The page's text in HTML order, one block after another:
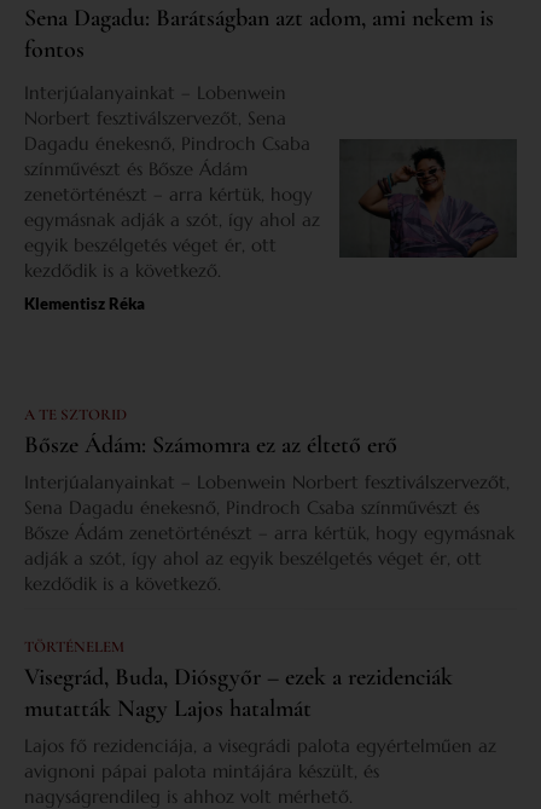
Sena Dagadu: Barátságban azt adom, ami nekem is
fontos
Interjúalanyainkat – Lobenwein
Norbert fesztiválszervezőt, Sena
Dagadu énekesnő, Pindroch Csaba
színművészt és Bősze Ádám
zenetörténészt – arra kértük, hogy
egymásnak adják a szót, így ahol az
egyik beszélgetés véget ér, ott
kezdődik is a következő.
Klementisz Réka
A TE SZTORID
Bősze Ádám: Számomra ez az éltető erő
Interjúalanyainkat – Lobenwein Norbert fesztiválszervezőt,
Sena Dagadu énekesnő, Pindroch Csaba színművészt és
Bősze Ádám zenetörténészt – arra kértük, hogy egymásnak
adják a szót, így ahol az egyik beszélgetés véget ér, ott
kezdődik is a következő.
TÖRTÉNELEM
Visegrád, Buda, Diósgyőr – ezek a rezidenciák
mutatták Nagy Lajos hatalmát
Lajos fő rezidenciája, a visegrádi palota egyértelműen az
avignoni pápai palota mintájára készült, és
nagyságrendileg is ahhoz volt mérhető.